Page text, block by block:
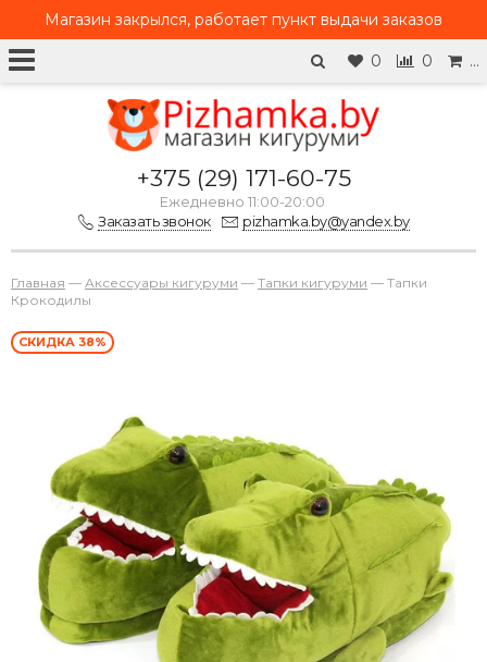
0 0 …
Магазин закрылся, работает пункт выдачи заказов
+375 (29) 171-60-75
Ежедневно 11:00-20:00
Заказать звонок
pizhamka.by@yandex.by
Главная — Аксессуары кигуруми — Тапки кигуруми — Тапки
Крокодилы
СКИДКА 38%